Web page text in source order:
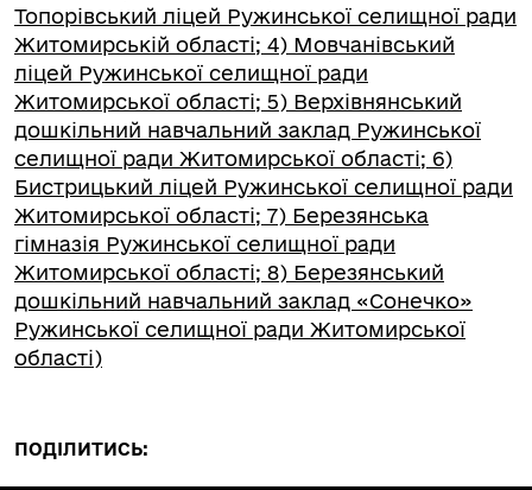
Топорівський ліцей Ружинської селищної ради
Житомирській області; 4) Мовчанівський
ліцей Ружинської селищної ради
Житомирської області; 5) Верхівнянський
дошкільний навчальний заклад Ружинської
селищної ради Житомирської області; 6)
Бистрицький ліцей Ружинської селищної ради
Житомирської області; 7) Березянська
гімназія Ружинської селищної ради
Житомирської області; 8) Березянський
дошкільний навчальний заклад «Сонечко»
Ружинської селищної ради Житомирської
області)
ПОДІЛИТИСЬ: